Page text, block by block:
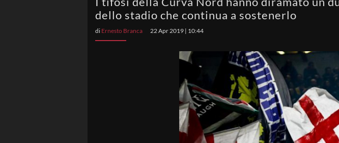
dello stadio che continua a sostenerlo
di Ernesto Branca 22 Apr 2019 | 10:44